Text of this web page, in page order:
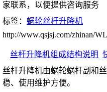
家联系，以便提供咨询服务
标签： 蜗轮丝杆升降机
http://www.qsjsj.com/zhinan/
丝杆升降机组成结构说明
丝杆升降机由蜗轮蜗杆副和
稳、使用维护方便。